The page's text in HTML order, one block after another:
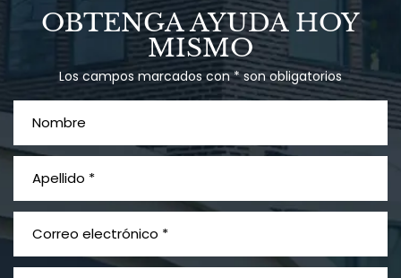
Talco en polvo
Ovary cancer
¿Qué es el mesotelioma?
OBTENGA AYUDA HOY
MISMO
Los campos marcados con * son obligatorios